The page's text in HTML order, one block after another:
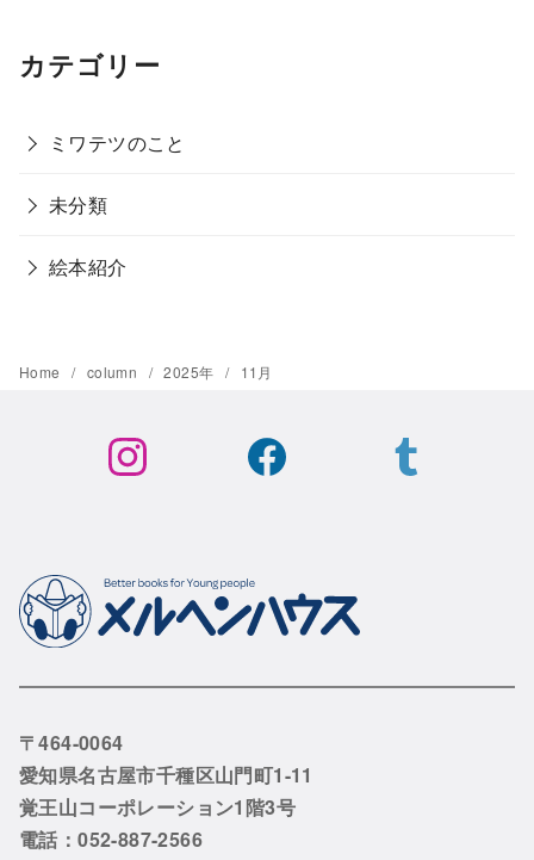
カテゴリー
ミワテツのこと
未分類
絵本紹介
Home column 2025年 11月
〒464-0064
愛知県名古屋市千種区山門町1-11
覚王山コーポレーション1階3号
電話：052-887-2566